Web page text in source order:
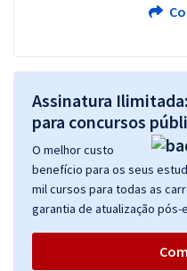
Assinatura
para concursos
O melhor custo
benefício para os seus
mil cursos para todas as
garantia de atualização pós-